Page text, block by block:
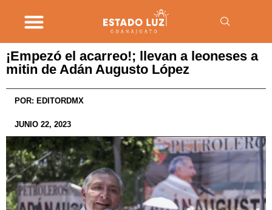
¡Empezó el acarreo!; llevan a leoneses a
mitin de Adán Augusto López
POR: EDITORDMX
JUNIO 22, 2023